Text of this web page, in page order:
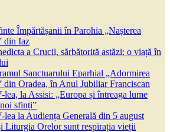
Împărtășanii în Parohia „Nașterea
din Iaz
a Crucii, sărbătorită astăzi: o viață în
Sanctuarului Eparhial „Adormirea
Oradea, în Anul Jubiliar Franciscan
la Assisi: „Europa și întreaga lume
sfinți”
la Audiența Generală din 5 august
Liturgia Orelor sunt respirația vieții